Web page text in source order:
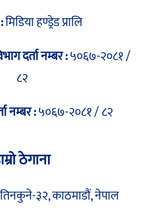
मिडिया हण्ड्रेड प्रालि
दर्ता नम्बर :५०६७-२०८१ /
८२
नम्बर :५०६७-२०८१ / ८२
ठेगाना
तिनकुने-३२, काठमाडौं, नेपाल